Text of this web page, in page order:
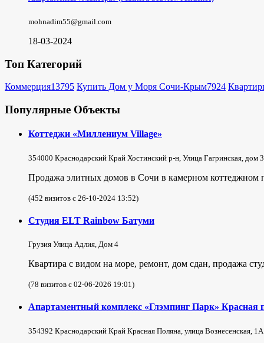
mohnadim55@gmail.com
18-03-2024
Топ Категорий
Коммерция13795 Купить Дом у Моря Сочи-Крым7924
Популярные Объекты
Коттеджи «Миллениум Village»
354000 Краснодарский Край Хостинский р-н, Улица Гагринская, дом
Продажа элитных домов в Сочи в камерном коттеджном
(452 визитов с 26-10-2024 13:52)
Студия ELT Rainbow Батуми
Грузия Улица Адлия, Дом 4
Квартира с видом на море, ремонт, дом сдан, продажа
(78 визитов с 02-06-2026 19:01)
Апартаментный комплекс «Глэмпинг Парк» Красная
354392 Краснодарский Край Красная Поляна, улица Вознесенская, 1А